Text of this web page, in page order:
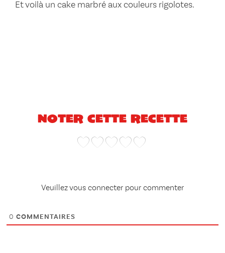
Et voilà un cake marbré aux couleurs rigolotes.
Noter cette recette
Veuillez vous connecter pour commenter
0 COMMENTAIRES